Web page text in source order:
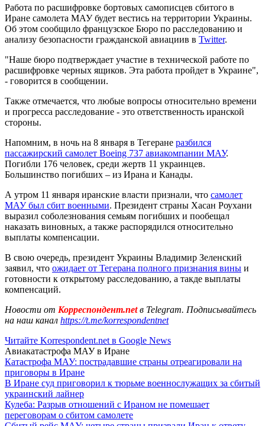
Работа по расшифровке бортовых самописцев сбитого в
Иране самолета МАУ будет вестись на территории Украины.
Об этом сообщило французское Бюро по расследованию и
анализу безопасности гражданской авиациив в Twitter.
"Наше бюро подтверждает участие в технической работе по
расшифровке черных ящиков. Эта работа пройдет в Украине",
- говорится в сообщении.
Также отмечается, что любые вопросы относительно времени
и прогресса расследование - это ответственность иранской
стороны.
Напомним, в ночь на 8 января в Тегеране разбился
пассажирский самолет Boeing 737 авиакомпании МАУ.
Погибли 176 человек, среди жертв 11 украинцев.
Большинство погибших – из Ирана и Канады.
А утром 11 января иранские власти признали, что самолет
МАУ был сбит военными. Президент страны Хасан Роухани
выразил соболезнования семьям погибших и пообещал
наказать виновных, а также распорядился относительно
выплаты компенсации.
В свою очередь, президент Украины Владимир Зеленский
заявил, что ожидает от Тегерана полного признания вины и
готовности к открытому расследованию, а такде выплаты
компенсаций.
Новости от Корреспондент.netв Telegram. Подписывайтесь
на наш канал https://t.me/korrespondentnet
Читайте Korrespondent.net в Google News
Авиакатастрофа МАУ в Иране
Катастрофа МАУ: пострадавшие страны отреагировали на
приговоры в Иране
В Иране суд приговорил к тюрьме военнослужащих за сбитый
украинский лайнер
Кулеба: Разрыв отношений с Ираном не помешает
переговорам о сбитом самолете